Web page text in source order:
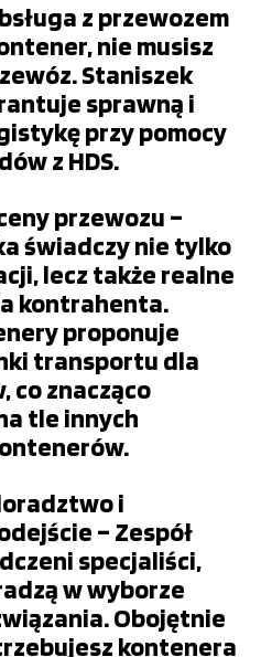
z przewozem
nie musisz
Staniszek
sprawną i
przy pomocy
z HDS.
przewozu –
świadczy nie tylko
lecz także realne
kontrahenta.
proponuje
transportu dla
co znacząco
tle innych
i
– Zespół
specjaliści,
w wyborze
Obojętnie
kontenera